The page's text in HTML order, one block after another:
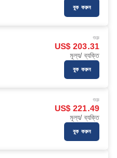
বুক করুন
শুরু
US$ 203.31
মূল্য/ ব্যক্তি
বুক করুন
শুরু
US$ 221.49
মূল্য/ ব্যক্তি
বুক করুন